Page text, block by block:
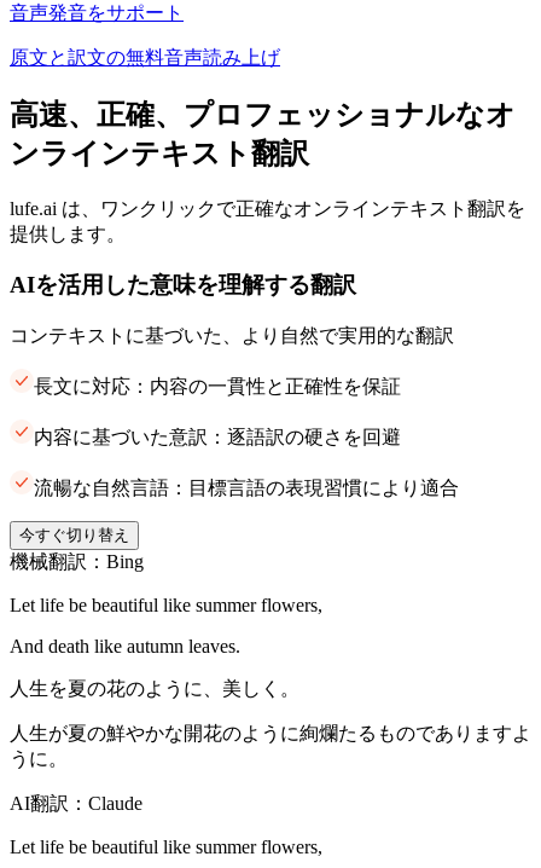
音声発音をサポート
原文と訳文の無料音声読み上げ
高速、正確、プロフェッショナルなオ
ンラインテキスト翻訳
lufe.ai は、ワンクリックで正確なオンラインテキスト翻訳を
提供します。
AIを活用した意味を理解する翻訳
コンテキストに基づいた、より自然で実用的な翻訳
長文に対応：内容の一貫性と正確性を保証
内容に基づいた意訳：逐語訳の硬さを回避
流暢な自然言語：目標言語の表現習慣により適合
今すぐ切り替え
機械翻訳：Bing
Let life be beautiful like summer flowers,
And death like autumn leaves.
人生を夏の花のように、美しく。
人生が夏の鮮やかな開花のように絢爛たるものでありますよ
うに。
AI翻訳：Claude
Let life be beautiful like summer flowers,